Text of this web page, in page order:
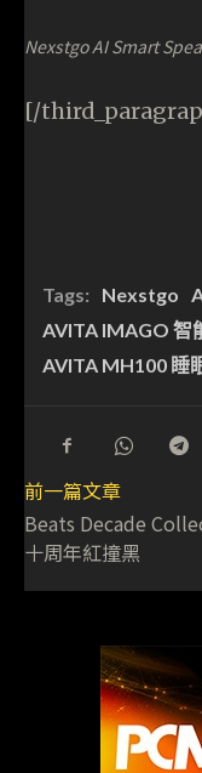
Nexstgo AI Smart
[/
Tags: Nexstgo
AVITA IMAGO 智
AVITA MH100 睡
前一篇文章
Beats Decade
十周年紅撞黑